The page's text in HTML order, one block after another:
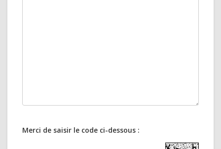
Merci de saisir le code ci-dessous :